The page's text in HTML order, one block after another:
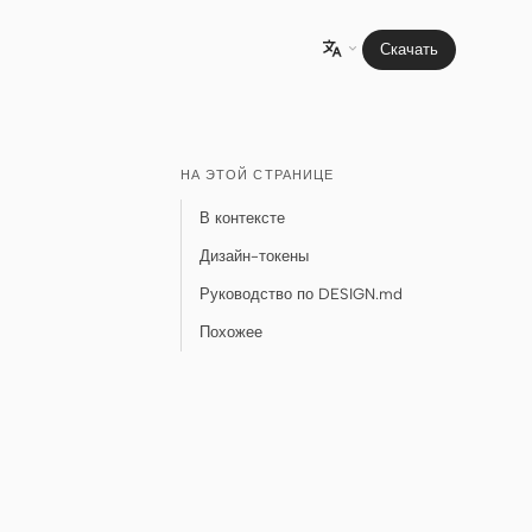
 Скачать
НА ЭТОЙ СТРАНИЦЕ
В контексте
Дизайн-токены
Руководство по DESIGN.md
Похожее